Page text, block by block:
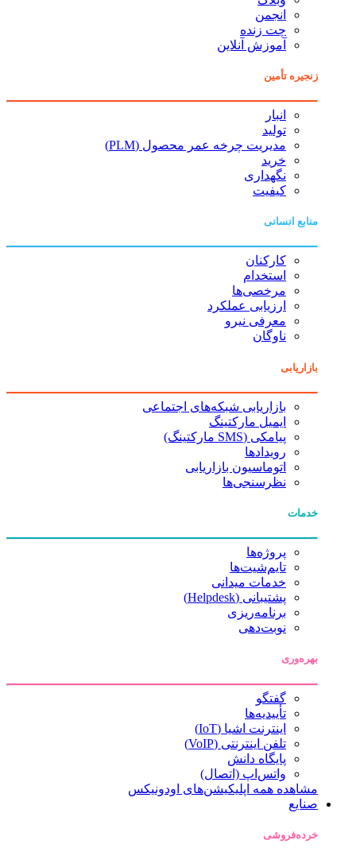
انجمن
چت زنده
آموزش آنلاین
زنجیره تأمین
انبار
تولید
مدیریت چرخه عمر محصول (PLM)
خرید
نگهداری
کیفیت
منابع انسانی
کارکنان
استخدام
مرخصی‌ها
ارزیابی عملکرد
معرفی نیرو
ناوگان
بازاریابی
بازاریابی شبکه‌های اجتماعی
ایمیل مارکتینگ
پیامکی (SMS مارکتینگ)
رویدادها
اتوماسیون بازاریابی
نظرسنجی‌ها
خدمات
پروژه‌ها
تایم‌شیت‌ها
خدمات میدانی
پشتیبانی (Helpdesk)
برنامه‌ریزی
نوبت‌دهی
بهره‌وری
گفتگو
تأییدیه‌ها
اینترنت اشیا (IoT)
تلفن اینترنتی (VoIP)
پایگاه دانش
واتس‌اپ (اتصال)
مشاهده همه اپلیکیشن‌های اودونیکس
صنایع
خرده‌فروشی